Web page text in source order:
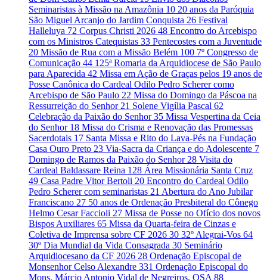
Seminaristas à Missão na Amazônia 10 20 anos da Paróquia
São Miguel Arcanjo do Jardim Conquista 26 Festival
Halleluya 72 Corpus Christi 2026 48 Encontro do Arcebispo
com os Ministros Catequistas 33 Pentecostes com a Juventude
20 Missão de Rua com a Missão Belém 100 7º Congresso de
Comunicação 44 125ª Romaria da Arquidiocese de São Paulo
para Aparecida 42 Missa em Ação de Graças pelos 19 anos de
Posse Canônica do Cardeal Odilo Pedro Scherer como
Arcebispo de São Paulo 22 Missa do Domingo da Páscoa na
Ressurreição do Senhor 21 Solene Vigília Pascal 62
Celebração da Paixão do Senhor35 Missa Vespertina da Ceia
do Senhor 18 Missa do Crisma e Renovação das Promessas
Sacerdotais 17 Santa Missa e Rito do Lava-Pés na Fundação
Casa Ouro Preto 23 Via-Sacra da Criança e do Adolescente 7
Domingo de Ramos da Paixão do Senhor 28 Visita do
Cardeal Baldassare Reina 128 Área Missionária Santa Cruz
49 Casa Padre Vitor Bertoli 20 Encontro do Cardeal Odilo
Pedro Scherer com seminaristas 21 Abertura do Ano Jubilar
Franciscano 27 50 anos de Ordenação Presbiteral do Cônego
Helmo Cesar Faccioli 27 Missa de Posse no Ofício dos novos
Bispos Auxiliares 65 Missa da Quarta-feira de Cinzas e
Coletiva de Imprensa sobre CF 2026 30 32º Alegrai-Vos 64
30º Dia Mundial da Vida Consagrada 30 Seminário
Arquidiocesano da CF 2026 28 Ordenação Episcopal de
Monsenhor Celso Alexandre 331 Ordenação Episcopal do
Mons. Márcio Antonio Vidal de Negreiros, OSA 88